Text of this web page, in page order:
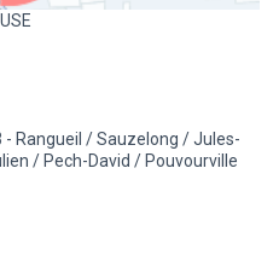
de la catégorie : Énergie et
les résultats pour le secteur : 13
- Rangueil / Sauzelong / Jules-
/ Pech-David / Pouvourville